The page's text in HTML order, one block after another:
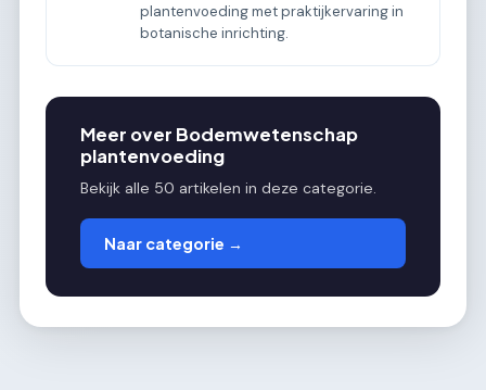
plantenvoeding met praktijkervaring in
botanische inrichting.
Meer over Bodemwetenschap
plantenvoeding
Bekijk alle 50 artikelen in deze categorie.
Naar categorie →